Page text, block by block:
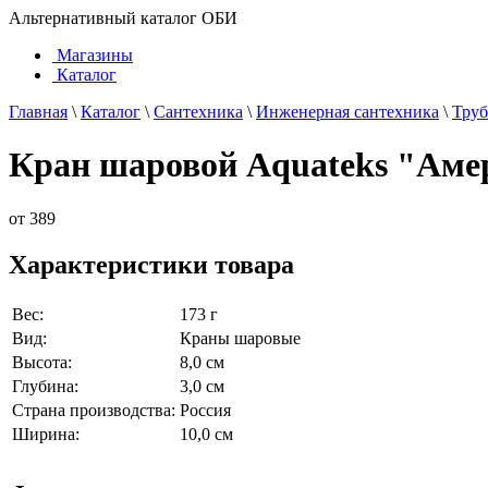
Альтернативный каталог ОБИ
Магазины
Каталог
Главная \ Каталог \ Сантехника \ Инженерная сантехника \
Кран шаровой Aquateks
от 389
Характеристики товара
Вес:
173 г
Вид:
Краны шаровые
Высота:
8,0 см
Глубина:
3,0 см
Страна производства: Россия
Ширина:
10,0 см